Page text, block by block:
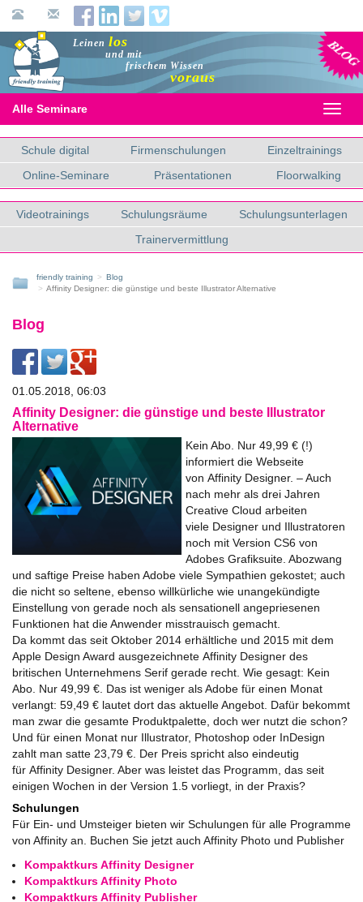
Blog
Leinen los
und mit
frischem Wissen
voraus
Alle Seminare
Schule digital Firmenschulungen
Einzeltrainings
Online-Seminare
Präsentationen Floorwalking
Videotrainings Schulungsräume
Schulungsunterlagen
Trainervermittlung
friendly training
Blog
Affinity Designer: die günstige und beste Illustrator Alternative
Blog
01.05.2018, 06:03
Affinity Designer: die günstige und beste Illustrator
Alternative
Kein Abo. Nur 49,99 € (!)
informiert die Webseite
von Affinity Designer. – Auch
nach mehr als drei Jahren
Creative Cloud arbeiten
viele Designer und Illustratoren
noch mit Version CS6 von
Adobes Grafiksuite. Abozwang
und saftige Preise haben Adobe viele Sympathien gekostet; auch
die nicht so seltene, ebenso willkürliche wie unangekündigte
Einstellung von gerade noch als sensationell angepriesenen
Funktionen hat die Anwender misstrauisch gemacht.
Da kommt das seit Oktober 2014 erhältliche und 2015 mit dem
Apple Design Award ausgezeichnete Affinity Designer des
britischen Unternehmens Serif gerade recht. Wie gesagt: Kein
Abo. Nur 49,99 €. Das ist weniger als Adobe für einen Monat
verlangt: 59,49 € lautet dort das aktuelle Angebot. Dafür bekommt
man zwar die gesamte Produktpalette, doch wer nutzt die schon?
Und für einen Monat nur Illustrator, Photoshop oder InDesign
zahlt man satte 23,79 €. Der Preis spricht also eindeutig
für Affinity Designer. Aber was leistet das Programm, das seit
einigen Wochen in der Version 1.5 vorliegt, in der Praxis?
Schulungen
Für Ein- und Umsteiger bieten wir Schulungen für alle Programme
von Affinity an. Buchen Sie jetzt auch Affinity Photo und Publisher
Kompaktkurs Affinity Designer
Kompaktkurs Affinity Photo
Kompaktkurs Affinity Publisher